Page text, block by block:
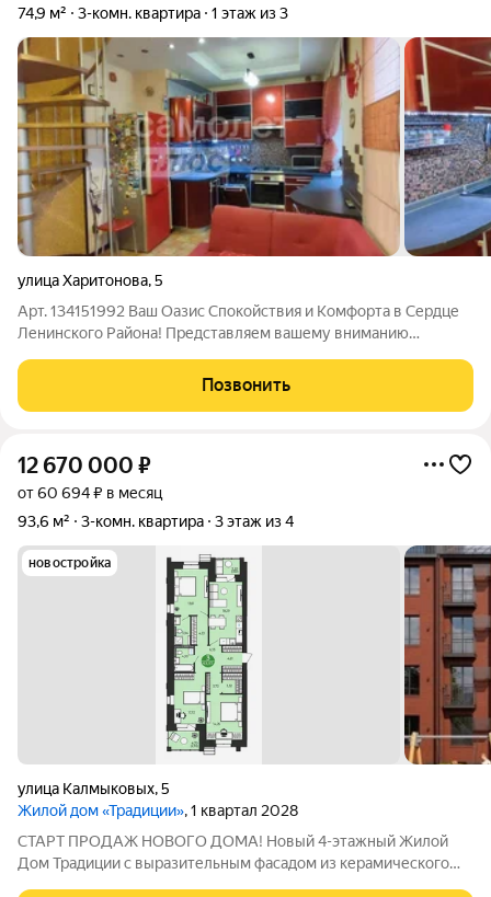
74,9 м² 3-комн. квартира 1 этаж из 3
улица Харитонова,5
Арт. 134151992 Ваш Оазис Спокойствия и Комфорта в Сердце
Ленинского Района! Представляем вашему вниманию
квартира, расположенная в добротном кирпичном доме
Ленинского района. Забудьте о сезонных
Позвонить
12 670 000 ₽
от 60 694 ₽ в месяц
93,6 м²
3-комн. квартира 3 этаж из 4
новостройка
улица Калмыковых,5
Жилой дом «Традиции», 1 квартал 2028
СТАРТ ПРОДАЖ НОВОГО ДОМА! Новый 4-этажный Жилой
Дом Традиции с выразительным фасадом из керамического